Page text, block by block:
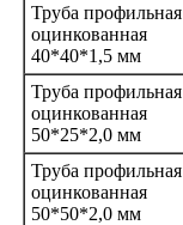
Труба профильная
оцинкованная
40*40*1,5 мм
Труба профильная
оцинкованная
50*25*2,0 мм
Труба профильная
оцинкованная
50*50*2,0 мм